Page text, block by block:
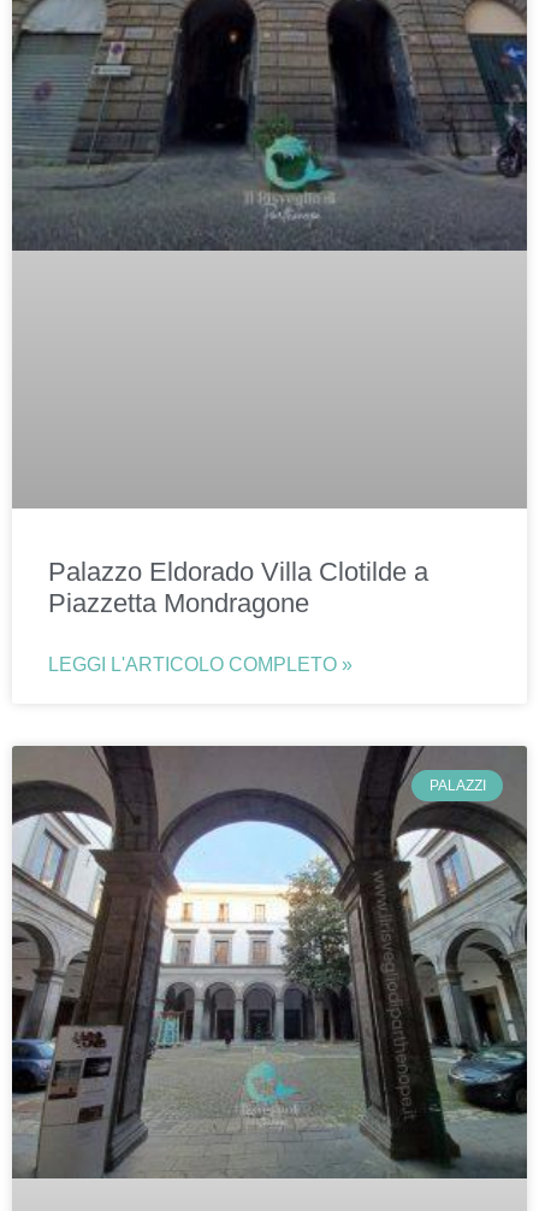
Palazzo Eldorado Villa Clotilde a
Piazzetta Mondragone
LEGGI L'ARTICOLO COMPLETO »
PALAZZI